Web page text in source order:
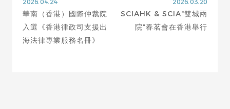
2026.04.24
華南（香港）國際仲裁院
入選《香港律政司支援出
海法律專業服務名冊》
2026.03.20
SCIAHK & SCIA“雙城兩
院”春茗會在香港舉行